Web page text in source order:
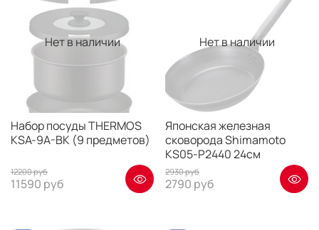
Нет в наличии
Набор посуды THERMOS
KSA-9A-BK (9 предметов)
12200 руб
11590 руб
Нет в наличии
Японская железная
сковорода Shimamoto
KS05-P2440 24см
2930 руб
2790 руб